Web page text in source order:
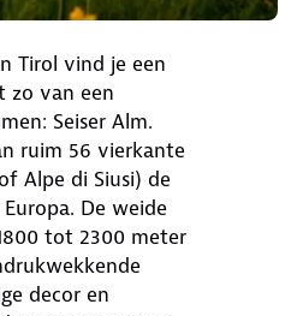
Tirol vind je een
zo van een
Seiser Alm.
ruim 56 vierkante
Alpe di Siusi) de
De weide
tot 2300 meter
decor en